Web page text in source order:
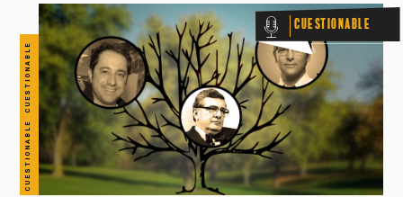
Cuestionable